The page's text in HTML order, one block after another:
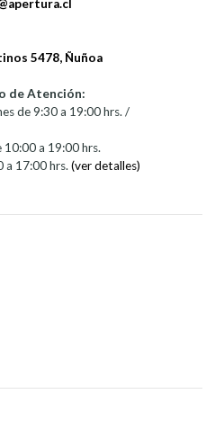
5478, Ñuñoa
de Atención:
de 9:30 a 19:00 hrs. /
10:00 a 19:00 hrs.
a 17:00 hrs.(ver detalles)